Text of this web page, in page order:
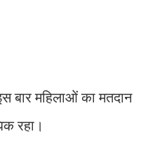
बार महिलाओं का मतदान
रहा।